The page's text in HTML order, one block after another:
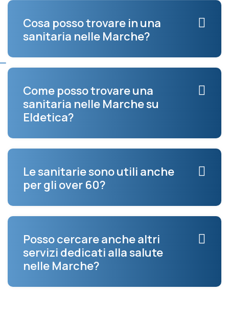
Cosa posso trovare in una
sanitaria nelle Marche?
Come posso trovare una
sanitaria nelle Marche su
Eldetica?
Le sanitarie sono utili anche
per gli over 60?
Posso cercare anche altri
servizi dedicati alla salute
nelle Marche?